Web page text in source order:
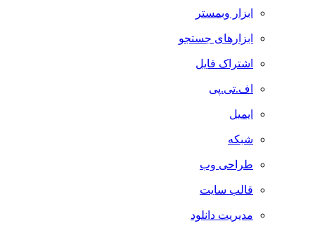
ابزار وبمستر
ابزارهای جستجو
اشتراک فایل
اف.تی.پی
ایمیل
شبکه
طراحی وب
قالب سایت
مدیریت دانلود